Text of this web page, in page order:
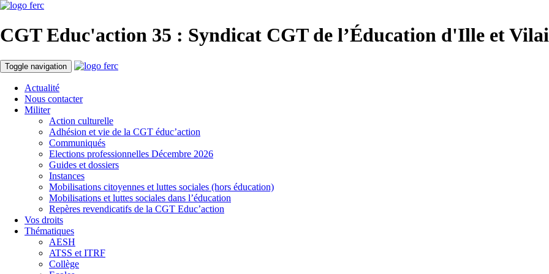
CGT Educ'action 35 : Syndicat CGT de l’Éducation d'Ille et
Toggle navigation
Actualité
Nous contacter
Militer
Action culturelle
Adhésion et vie de la CGT éduc’action
Communiqués
Elections professionnelles Décembre 2026
Guides et dossiers
Instances
Mobilisations citoyennes et luttes sociales (hors éducation)
Mobilisations et luttes sociales dans l’éducation
Repères revendicatifs de la CGT Educ’action
Vos droits
Thématiques
AESH
ATSS et ITRF
Collège